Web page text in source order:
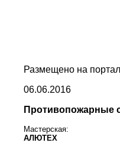
Размещено на
06.06.2016
Противопожарные
Мастерская:
АЛЮТЕХ